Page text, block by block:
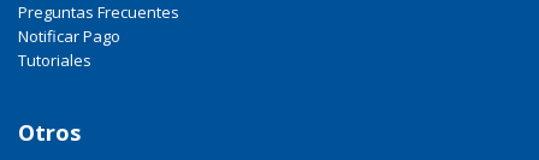
Preguntas Frecuentes
Notificar Pago
Tutoriales
Otros